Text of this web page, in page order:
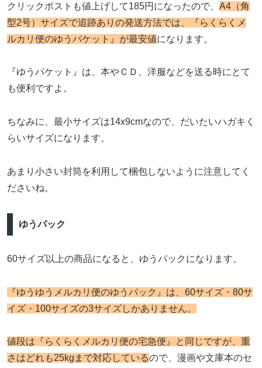
クリックポストも値上げして185円になったので、 A4（角
型2号）サイズで追跡ありの発送方法では、『らくらくメ
ルカリ便のゆうパケット』が最安値になります。
『ゆうパケット』は、本やＣＤ、洋服などを送る時にとて
も便利ですよ。
ちなみに、最小サイズは14x9cmなので、だいたいハガキく
らいサイズになります。
あまり小さい封筒を利用して梱包しないように注意してく
ださいね。
ゆうパック
60サイズ以上の商品になると、ゆうパックになります。
『ゆうゆうメルカリ便のゆうパック』は、60サイズ・80サ
イズ・100サイズの3サイズしかありません。
値段は『らくらくメルカリ便の宅急便』と同じですが、重
さはどれも25kgまで対応しているので、漫画や文庫本のセ